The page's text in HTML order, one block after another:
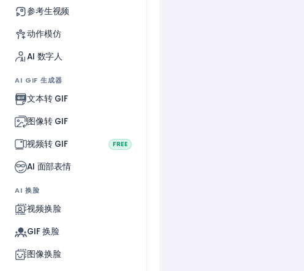
参考生视频
动作模仿
AI 数字人
AI GIF 生成器
文本转 GIF
图像转 GIF
视频转 GIF
FREE
AI 面部表情
AI 换脸
视频换脸
GIF 换脸
图像换脸